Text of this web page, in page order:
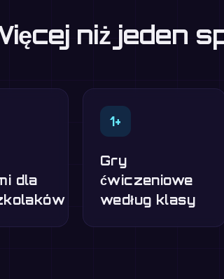
niż jeden
dla
1+
Gry
ćwiczeniowe
według klasy